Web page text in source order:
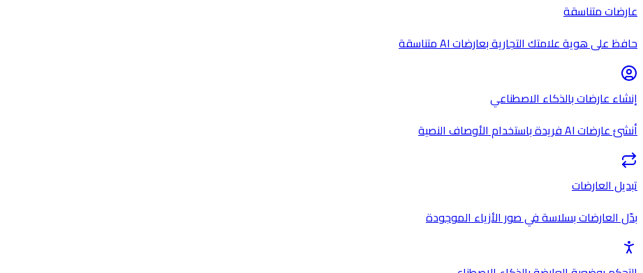
عارضات متناسقة
حافظ على هوية علامتك التجارية بعارضات AI متناسقة
إنشاء عارضات بالذكاء الاصطناعي
أنشئ عارضات AI فريدة باستخدام الأوصاف النصية
تبديل العارضات
بدّل العارضات بسلاسة في صور الأزياء الموجودة